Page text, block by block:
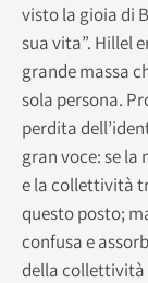
visto la gioia di
sua vita”. Hillel
grande massa
sola persona.
perdita
gran voce: se la
e la collettività
questo posto;
confusa e
della collettività